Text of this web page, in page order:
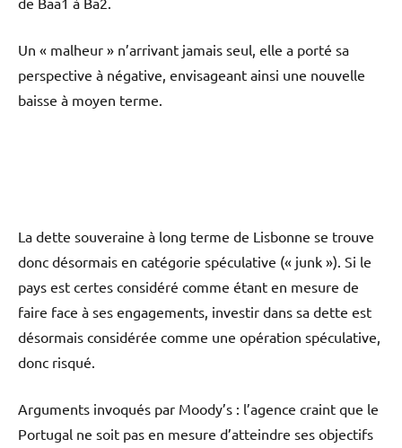
Un « malheur » n’arrivant jamais seul, elle a porté sa
perspective à négative, envisageant ainsi une nouvelle
baisse à moyen terme.
La dette souveraine à long terme de Lisbonne se trouve
donc désormais en catégorie spéculative (« junk »). Si le
pays est certes considéré comme étant en mesure de
faire face à ses engagements, investir dans sa dette est
désormais considérée comme une opération spéculative,
donc risqué.
Arguments invoqués par Moody’s : l’agence craint que le
Portugal ne soit pas en mesure d’atteindre ses objectifs